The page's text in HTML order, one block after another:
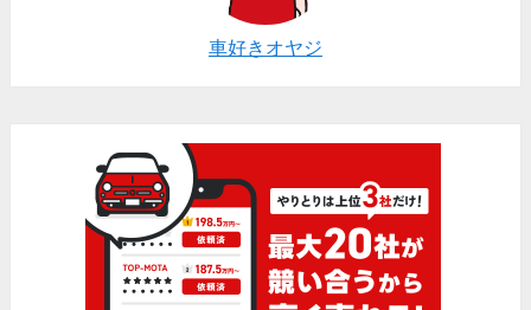
車好きオヤジ